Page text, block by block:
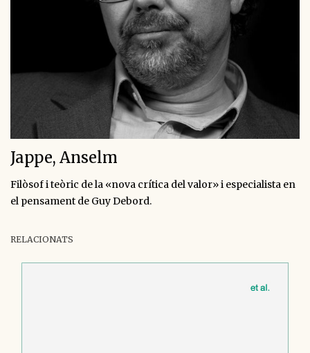
Jappe, Anselm
Filòsof i teòric de la «nova crítica del valor» i especialista en
el pensament de Guy Debord.
RELACIONATS